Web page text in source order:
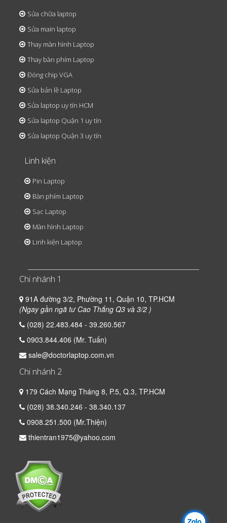
Sửa chữa laptop
Sửa main laptop
Thay màn hình Laptop
Thay bàn phím Laptop
Đóng chip VGA
Sửa bản lề Laptop
Sửa laptop uy tín HCM
Sửa laptop Quận 1 uy tín
Sửa laptop Quận 3 uy tín
Linh kiện
Pin Laptop
Bàn phím Laptop
Sạc Laptop
Màn hình Laptop
Linh kiện Laptop
Chi nhánh 1
91A đường 3/2, Phường 11, Quận 10, TP.HCM
(Ngay gần ngã tư Cao Thắng Q3 và 3/2 )
(028) 22.483.484 - 39.260.567
0903.844.406 (Mr. Tuấn)
sale@doctorlaptop.com.vn
Chi nhánh 2
179 Cách Mạng Tháng 8, P.5, Q.3, TP.HCM
(028) 38.340.246 - 38.340.137
0908.251.500 (Mr.Thiện)
thientran1975@yahoo.com